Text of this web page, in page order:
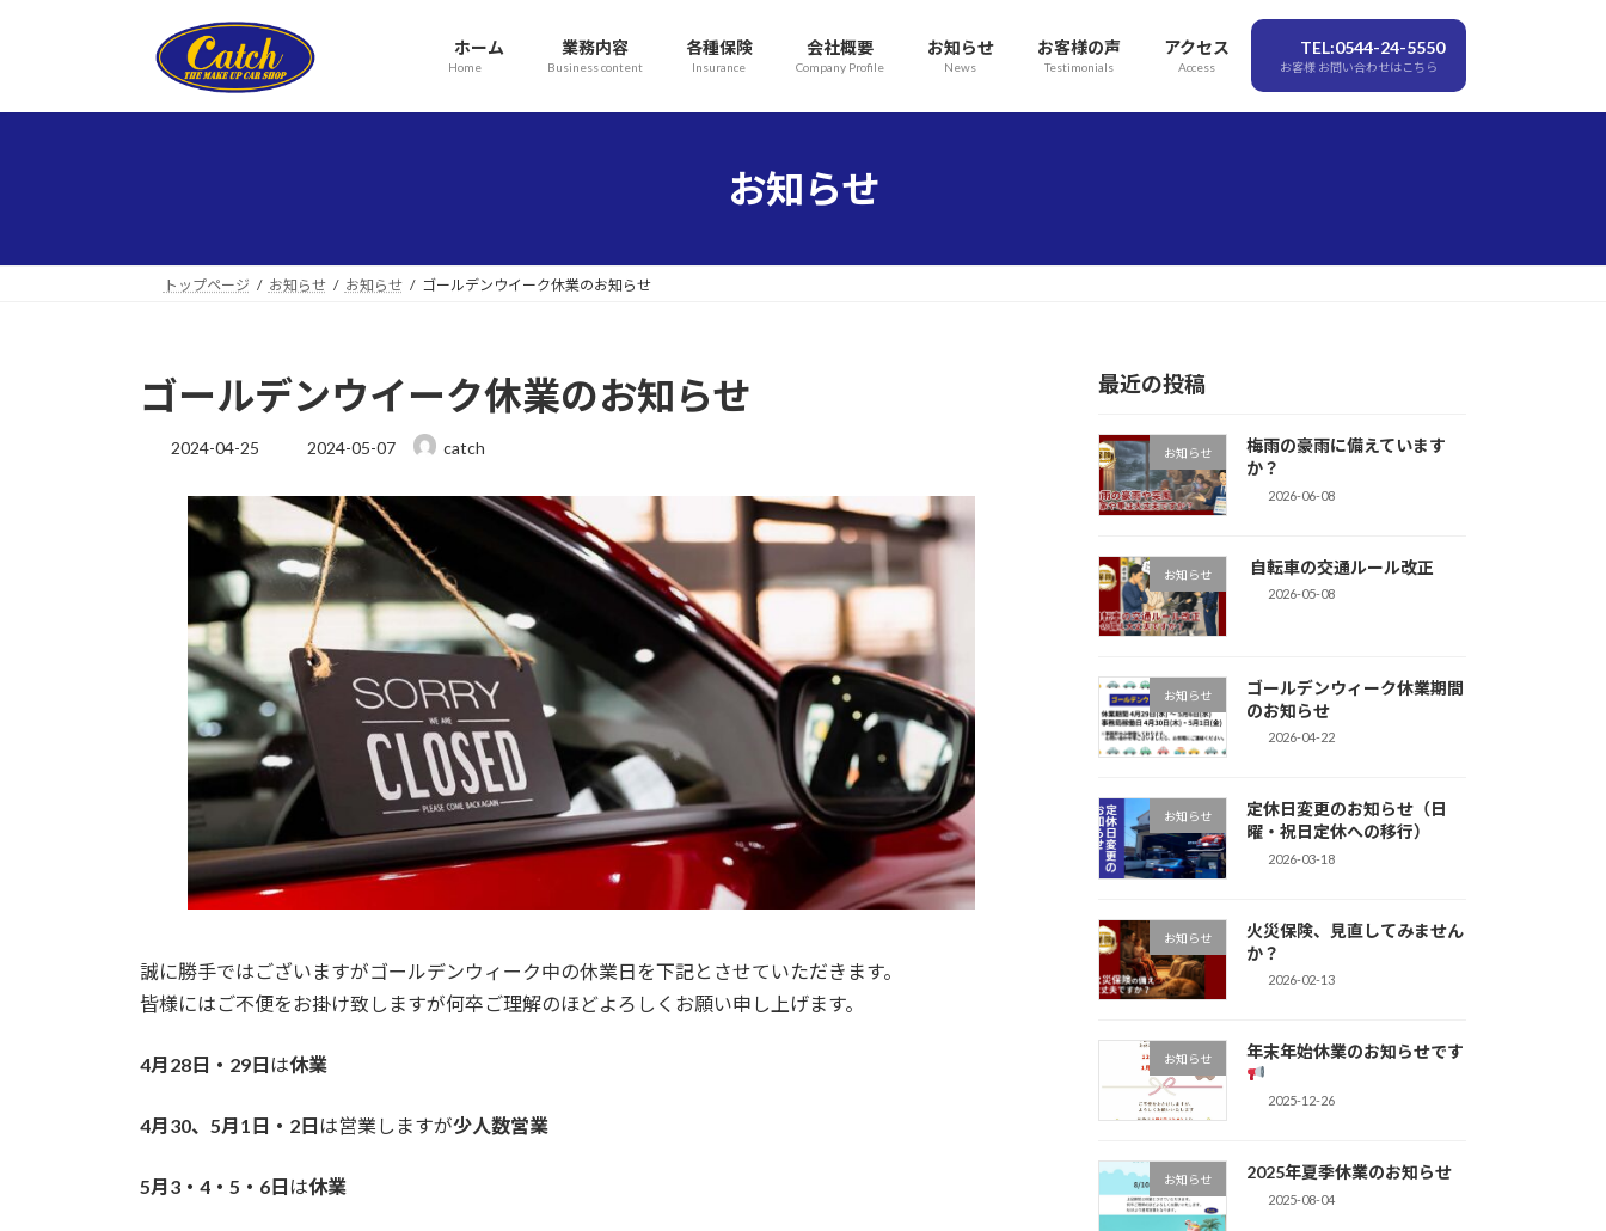
プ
動
ホーム
Home
業務内容
Business content
各種保険
Insurance
会社概要
Company Profile
お知らせ
News
お客様の声
Testimonials
アクセス
Access
TEL:0544-24-5550
お客様 お問い合わせはこちら
お知らせ
トップページ お知らせ お知らせ ゴールデンウイーク休業のお知らせ
ゴールデンウイーク休業のお知らせ
2024-04-25
最
新
日
時
:
2024-05-07 catch
誠に勝手ではございますがゴールデンウィーク中の休業日を下記とさせていただきます。
皆様にはご不便をお掛け致しますが何卒ご理解のほどよろしくお願い申し上げます。
4月28日・29日 は休業
4月30、5月1日・2日 は営業しますが少人数営業
5月3・4・5・6日 は休業
最近の投稿
お知らせ
梅雨の豪雨に備えています
か？
2026-06-08
お知らせ 自転車の交通ルール改正
2026-05-08
お知らせ
ゴールデンウィーク休業期間
のお知らせ
2026-04-22
お知らせ
定休日変更のお知らせ（日
曜・祝日定休への移行）
2026-03-18
お知らせ
火災保険、見直してみません
か？
2026-02-13
お知らせ 年末年始休業のお知らせです
2025-12-26
お知らせ 2025年夏季休業のお知らせ
2025-08-04